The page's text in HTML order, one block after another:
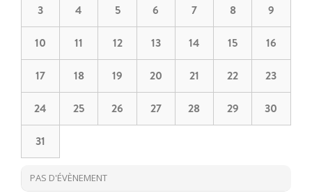
3 4 5 6 7 8 9
10 11 12 13 14 15 16
17 18 19 20 21 22 23
24 25 26 27 28 29 30
31
PAS D'ÉVÈNEMENT